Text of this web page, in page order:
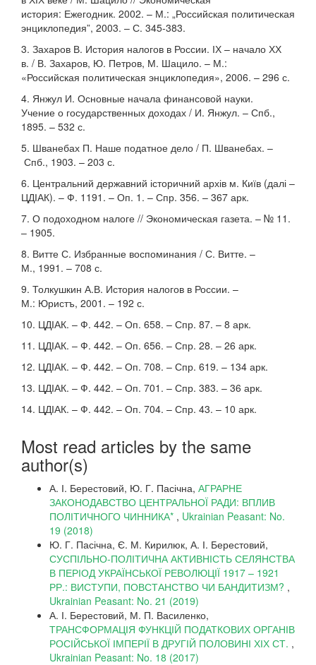
история: Ежегодник. 2002. – М.: „Российская политическая
энциклопедия”, 2003. – С. 345-383.
3. Захаров В. История налогов в России. ІХ – начало ХХ
в. / В. Захаров, Ю. Петров, М. Шацило. – М.:
«Российская политическая энциклопедия», 2006. – 296 с.
4. Янжул И. Основные начала финансовой науки.
Учение о государственных доходах / И. Янжул. – Спб.,
1895. – 532 с.
5. Шванебах П. Наше податное дело / П. Шванебах. –
Спб., 1903. – 203 с.
6. Центральний державний історичний архів м. Київ (далі –
ЦДІАК). – Ф. 1191. – Оп. 1. – Спр. 356. – 367 арк.
7. О подоходном налоге // Экономическая газета. – № 11.
– 1905.
8. Витте С. Избранные воспоминания / С. Витте. –
М., 1991. – 708 с.
9. Толкушкин А.В. История налогов в России. –
М.: Юристъ, 2001. – 192 с.
10. ЦДІАК. – Ф. 442. – Оп. 658. – Спр. 87. – 8 арк.
11. ЦДІАК. – Ф. 442. – Оп. 656. – Спр. 28. – 26 арк.
12. ЦДІАК. – Ф. 442. – Оп. 708. – Спр. 619. – 134 арк.
13. ЦДІАК. – Ф. 442. – Оп. 701. – Спр. 383. – 36 арк.
14. ЦДІАК. – Ф. 442. – Оп. 704. – Спр. 43. – 10 арк.
Most read articles by the same
author(s)
А. І. Берестовий, Ю. Г. Пасічна, АГРАРНЕ
ЗАКОНОДАВСТВО ЦЕНТРАЛЬНОЇ РАДИ: ВПЛИВ
ПОЛІТИЧНОГО ЧИННИКА* , Ukrainian Peasant: No.
19 (2018)
Ю. Г. Пасічна, Є. М. Кирилюк, А. І. Берестовий,
СУСПІЛЬНО-ПОЛІТИЧНА АКТИВНІСТЬ СЕЛЯНСТВА
В ПЕРІОД УКРАЇНСЬКОЇ РЕВОЛЮЦІЇ 1917 – 1921
РР.: ВИСТУПИ, ПОВСТАНСТВО ЧИ БАНДИТИЗМ? ,
Ukrainian Peasant: No. 21 (2019)
А. І. Берестовий, М. П. Василенко,
ТРАНСФОРМАЦІЯ ФУНКЦІЙ ПОДАТКОВИХ ОРГАНІВ
РОСІЙСЬКОЇ ІМПЕРІЇ В ДРУГІЙ ПОЛОВИНІ ХІХ СТ. ,
Ukrainian Peasant: No. 18 (2017)